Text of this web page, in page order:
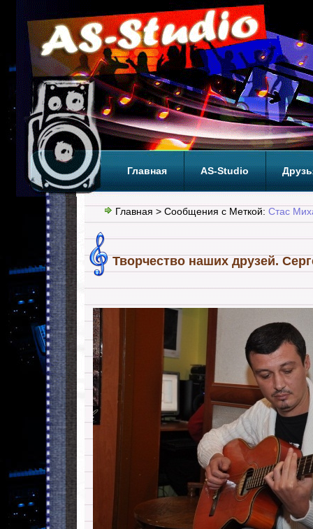
Главная AS-Studio
Теги ТОП
Главная > Сообщения с Меткой: Стас
Творчество наших друзей.